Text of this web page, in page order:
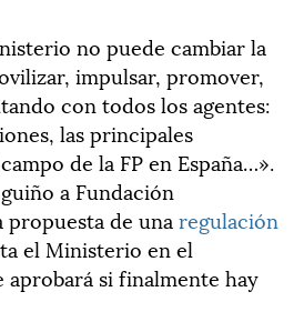
no puede cambiar la
impulsar, promover,
con todos los agentes:
las principales
de la FP en España…».
a Fundación
propuesta de una regulación
el Ministerio en el
aprobará si finalmente hay